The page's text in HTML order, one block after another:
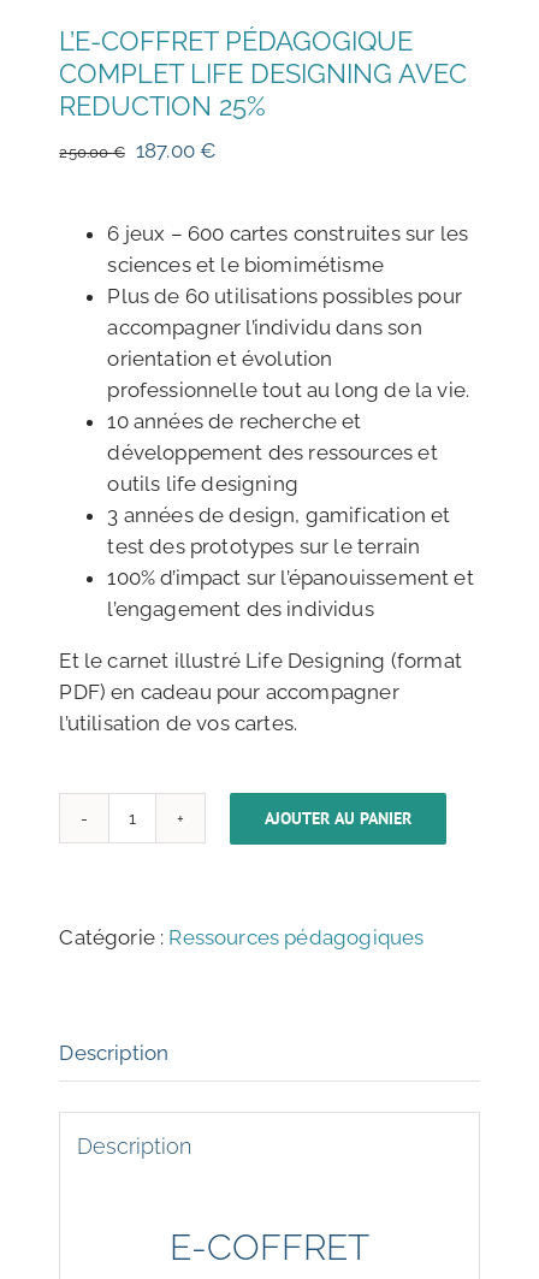
L’E-COFFRET PÉDAGOGIQUE
COMPLET LIFE DESIGNING AVEC
REDUCTION 25%
250.00€
Le
était :
250.00 €.
187.00€
est :
187.00 €.
6 jeux – 600 cartes construites sur les
sciences et le biomimétisme
Plus de 60 utilisations possibles pour
accompagner l’individu dans son
orientation et évolution
professionnelle tout au long de la vie.
10 années de recherche et
développement des ressources et
outils life designing
3 années de design, gamification et
test des prototypes sur le terrain
100% d’impact sur l’épanouissement et
l’engagement des individus
Et le carnet illustré Life Designing (format
PDF) en cadeau pour accompagner
l’utilisation de vos cartes.
quantité
COFFRET
DESIGNING
AVEC
REDUCTION
25%
AJOUTER AU PANIER
Catégorie : Ressources pédagogiques
Description
Description
E-COFFRET